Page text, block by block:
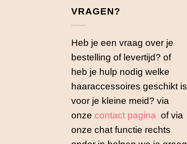
VRAGEN?
Heb je een vraag over je
bestelling of levertijd? of
heb je hulp nodig welke
haaraccessoires geschikt is
voor je kleine meid? via
onze contact pagina of via
onze chat functie rechts